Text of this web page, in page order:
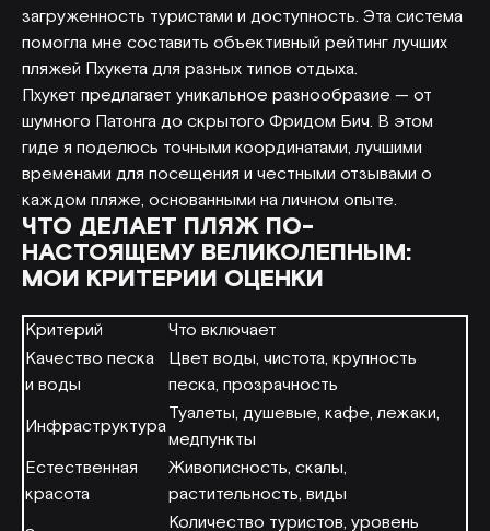
загруженность туристами и доступность. Эта система
помогла мне составить объективный рейтинг лучших
пляжей Пхукета для разных типов отдыха.
Пхукет предлагает уникальное разнообразие — от
шумного Патонга до скрытого Фридом Бич. В этом
гиде я поделюсь точными координатами, лучшими
временами для посещения и честными отзывами о
каждом пляже, основанными на личном опыте.
ЧТО ДЕЛАЕТ ПЛЯЖ ПО-
НАСТОЯЩЕМУ ВЕЛИКОЛЕПНЫМ:
МОИ КРИТЕРИИ ОЦЕНКИ
Критерий
Что включает
Качество песка
и воды
Цвет воды, чистота, крупность
песка, прозрачность
Инфраструктура
Туалеты, душевые, кафе, лежаки,
медпункты
Естественная
красота
Живописность, скалы,
растительность, виды
Количество туристов, уровень